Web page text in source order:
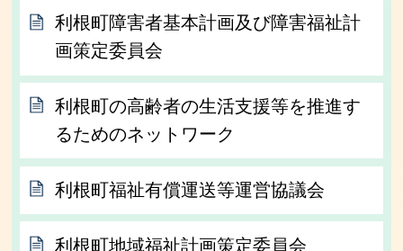
利根町障害者基本計画及び障害福祉計
画策定委員会
利根町の高齢者の生活支援等を推進す
るためのネットワーク
利根町福祉有償運送等運営協議会
利根町地域福祉計画策定委員会